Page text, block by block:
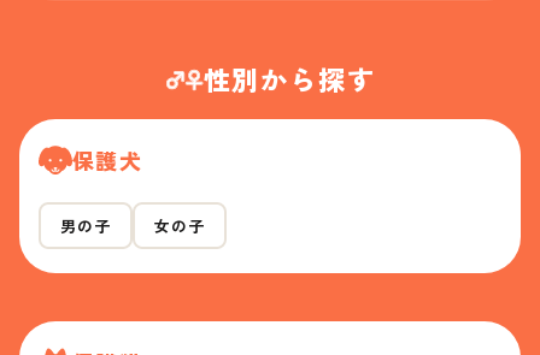
性別から探す
保護犬
男の子 女の子